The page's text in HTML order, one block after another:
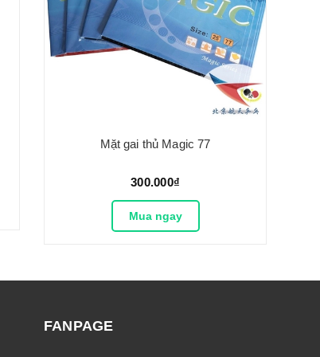
Mặt gai thủ Magic 77
300.000₫
Mua ngay
FANPAGE